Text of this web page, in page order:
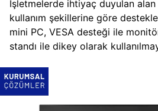
İşletmelerde ihtiyaç duyulan
kullanım şekillerine göre
mini PC, VESA desteği ile
standı ile dikey olarak